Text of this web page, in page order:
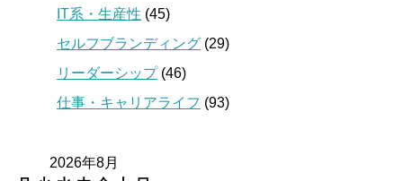
IT系・生産性 (45)
セルフブランディング (29)
リーダーシップ(46)
仕事・キャリアライフ (93)
2026年8月